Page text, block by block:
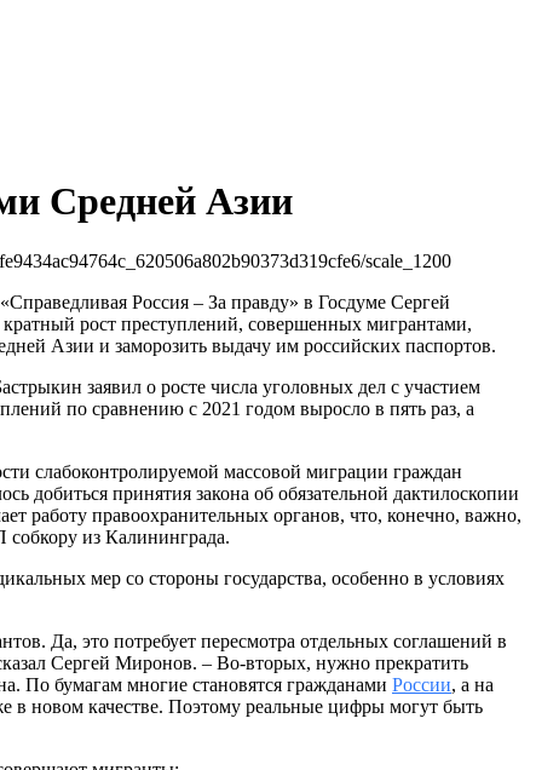
Средней Азии
scale_1200
Россия – За правду» в Госдуме Сергей
кратный рост преступлений, совершенных мигрантами,
Азии и заморозить выдачу им российских паспортов.
заявил о росте числа уголовных дел с участием
по сравнению с 2021 годом выросло в пять раз, а
слабоконтролируемой массовой миграции граждан
добиться принятия закона об обязательной дактилоскопии
работу правоохранительных органов, что, конечно, важно,
из Калининграда.
мер со стороны государства, особенно в условиях
Да, это потребует пересмотра отдельных соглашений в
Сергей Миронов. – Во-вторых, нужно прекратить
По бумагам многие становятся гражданами России, а на
в новом качестве. Поэтому реальные цифры могут быть